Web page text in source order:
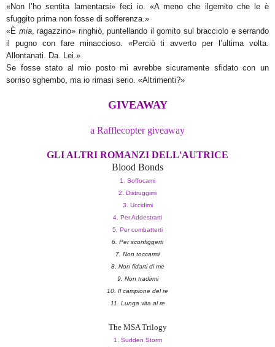
«Non l’ho sentita lamentarsi» feci io. «A meno che il gemito che le è
sfuggito prima non fosse di sofferenza.»
«È mia, ragazzino» ringhiò, puntellando il gomito sul bracciolo e serrando
il pugno con fare minaccioso. «Perciò ti avverto per l’ultima volta.
Allontanati. Da. Lei.»
Se fosse stato al mio posto mi avrebbe sicuramente sfidato con un
sorriso sghembo, ma io rimasi serio. «Altrimenti?»
GIVEAWAY
a Rafflecopter giveaway
GLI ALTRI ROMANZI DELL'AUTRICE
Blood Bonds
1. Soffocami
2. Distruggimi
3. Uccidimi
4. Per Addestrarti
5. Per combatterti
6. Per sconfiggerti
7. Non toccarmi
8. Non fidarti di me
9. Non tradirmi
10. Il campione del re
11. Lunga vita al re
The MSA Trilogy
1. Sudden Storm